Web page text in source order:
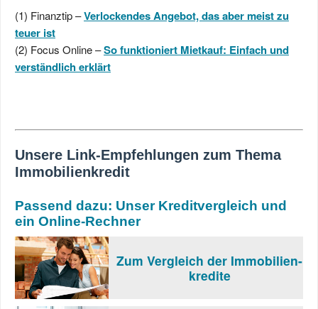
(1) Finanztip –Verlockendes Angebot, das aber meist zu
teuer ist
(2) Focus Online –So funktioniert Mietkauf: Einfach und
verständlich erklärt
Unsere Link-Empfehlungen zum Thema
Immobilienkredit
Passend dazu: Unser Kreditvergleich und
ein Online-Rechner
Zum Vergleich der Immobilien-
kredite